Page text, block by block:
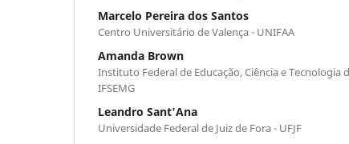
Marcelo Pereira dos Santos
Centro Universitário de Valença - UNIFAA
Amanda Brown
Instituto Federal de Educação, Ciência e Tecnologia
IFSEMG
Leandro Sant'Ana
Universidade Federal de Juiz de Fora - UFJF